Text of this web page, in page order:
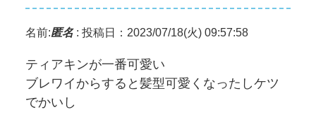
名前:匿名: 投稿日：2023/07/18(火) 09:57:58
ティアキンが一番可愛い
ブレワイからすると髪型可愛くなったしケツ
でかいし